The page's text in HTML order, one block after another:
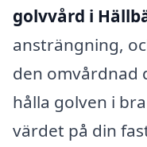
golvvård i
ansträngning,
den omvårdnad
hålla golven i
värdet på din